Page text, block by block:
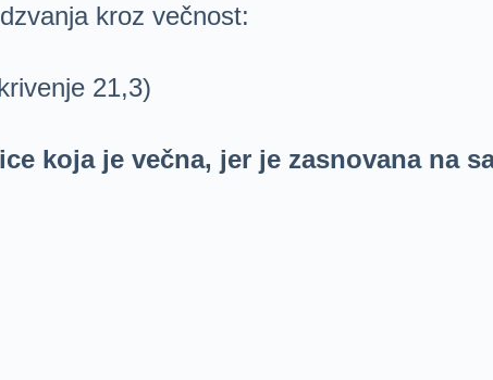
kroz večnost:
21,3)
koja je večna, jer je zasnovana na